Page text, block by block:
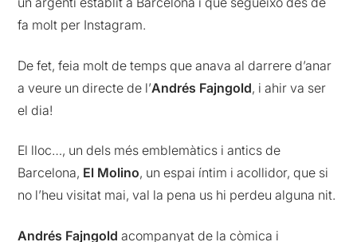
fa molt per Instagram.
De fet, feia molt de temps que anava al darrere d’anar
a veure un directe de l’Andrés Fajngold, i ahir va ser
el dia!
El lloc…, un dels més emblemàtics i antics de
Barcelona, El Molino, un espai íntim i acollidor, que si
no l’heu visitat mai, val la pena us hi perdeu alguna nit.
Andrés Fajngold acompanyat de la còmica i